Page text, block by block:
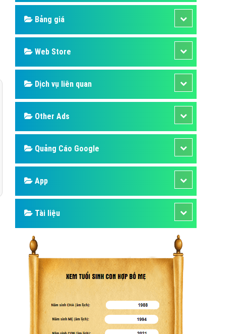
Định nghĩa
Nghĩa là gì
Phần mềm ứng dụng hay
Bảng giá
Web Store
Dịch vụ liên quan
Other Ads
Quảng Cáo Google
App
Tài liệu